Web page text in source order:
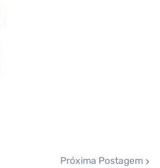
Próxima Postagem